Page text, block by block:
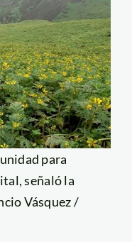
para
señaló la
Vásquez /